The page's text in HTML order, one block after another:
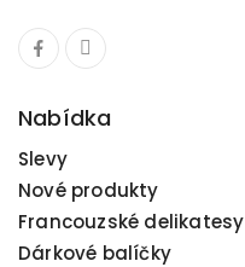
Nabídka
Slevy
Nové produkty
Francouzské delikatesy
Dárkové balíčky